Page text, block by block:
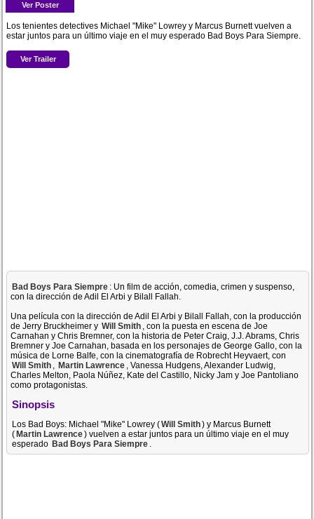
Ver Poster
Los tenientes detectives Michael "Mike" Lowrey y Marcus Burnett vuelven a
estar juntos para un último viaje en el muy esperado Bad Boys Para Siempre.
Ver Trailer
Bad Boys Para Siempre : Un film de acción, comedia, crimen y suspenso,
con la dirección de Adil El Arbi y Bilall Fallah.
Una película con la dirección de Adil El Arbi y Bilall Fallah, con la producción
de Jerry Bruckheimer y Will Smith , con la puesta en escena de Joe
Carnahan y Chris Bremner, con la historia de Peter Craig, J.J. Abrams, Chris
Bremner y Joe Carnahan, basada en los personajes de George Gallo, con la
música de Lorne Balfe, con la cinematografía de Robrecht Heyvaert, con
Will Smith , Martin Lawrence , Vanessa Hudgens, Alexander Ludwig,
Charles Melton, Paola Núñez, Kate del Castillo, Nicky Jam y Joe Pantoliano
como protagonistas.
Sinopsis
Los Bad Boys: Michael "Mike" Lowrey (Will Smith) y Marcus Burnett
(Martin Lawrence) vuelven a estar juntos para un último viaje en el muy
esperado Bad Boys Para Siempre .